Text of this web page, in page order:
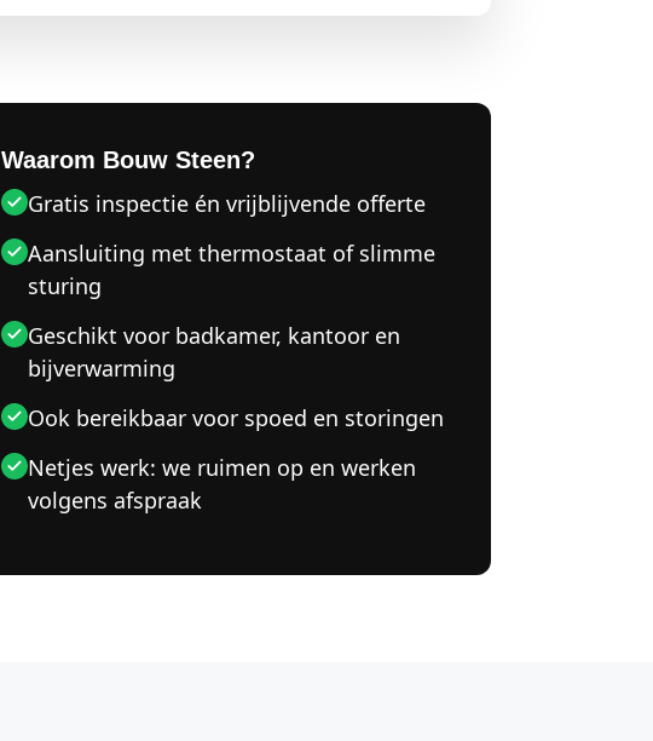
Waarom Bouw Steen?
Gratis inspectie én vrijblijvende offerte
Aansluiting met thermostaat of slimme
sturing
Geschikt voor badkamer, kantoor en
bijverwarming
Ook bereikbaar voor spoed en storingen
Netjes werk: we ruimen op en werken
volgens afspraak